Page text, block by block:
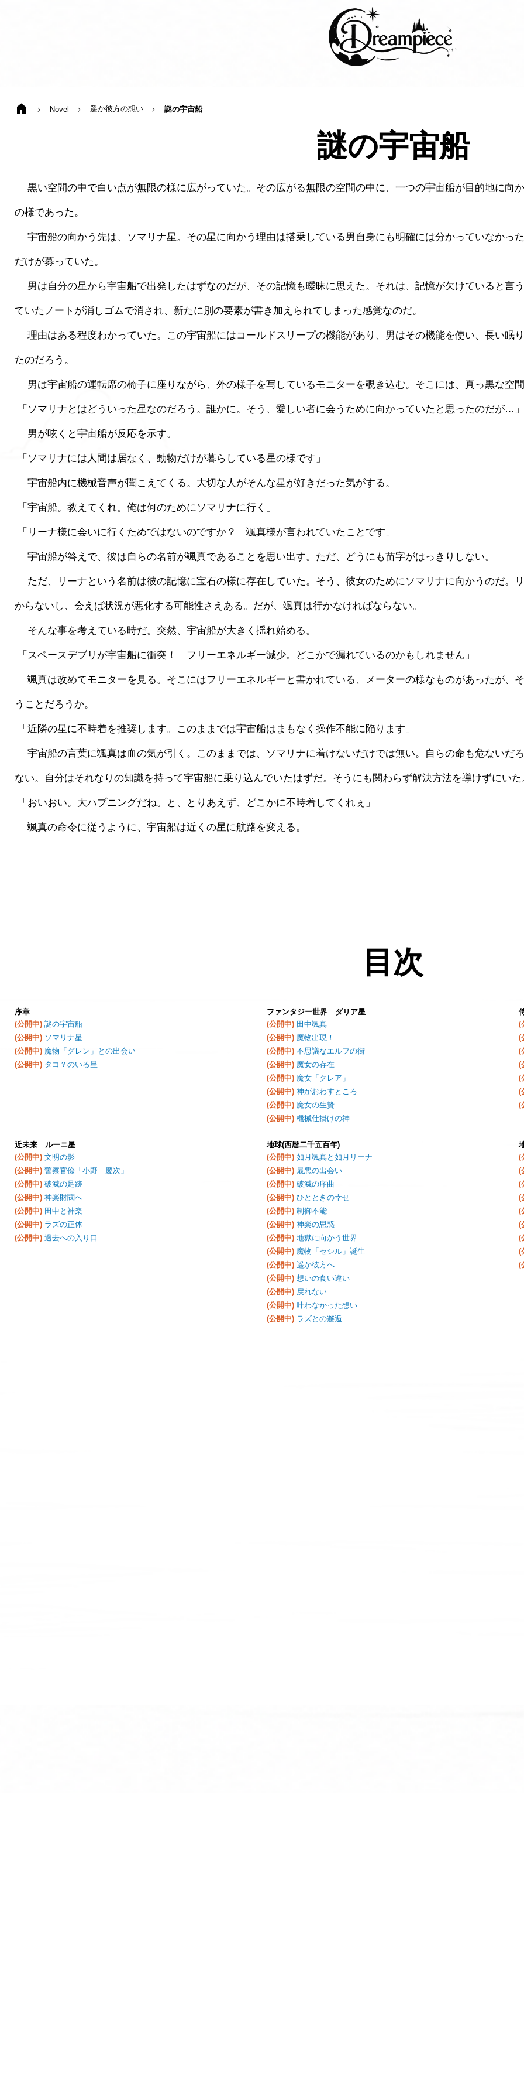
Dream Piece
home chevron_right Novel chevron_right 遥か彼方の想い chevron_right 謎の宇宙船
謎の宇宙船
の様であった。
だけが募っていた。
ていたノートが消しゴムで消され、新たに別の要素が書き加えられてしまった感覚なのだ。
たのだろう。
男は宇宙船の運転席の椅子に座りながら、外の様子を写しているモニターを覗き込む。そこには、真っ黒な空
「ソマリナとはどういった星なのだろう。誰かに。そう、愛しい者に会うために向かっていたと思ったのだが…」
男が呟くと宇宙船が反応を示す。
「ソマリナには人間は居なく、動物だけが暮らしている星の様です」
宇宙船内に機械音声が聞こえてくる。大切な人がそんな星が好きだった気がする。
「宇宙船。教えてくれ。俺は何のためにソマリナに行く」
「リーナ様に会いに行くためではないのですか？　颯真様が言われていたことです」
宇宙船が答えで、彼は自らの名前が颯真であることを思い出す。ただ、どうにも苗字がはっきりしない。
からないし、会えば状況が悪化する可能性さえある。だが、颯真は行かなければならない。
そんな事を考えている時だ。突然、宇宙船が大きく揺れ始める。
「スペースデブリが宇宙船に衝突！　フリーエネルギー減少。どこかで漏れているのかもしれません」
うことだろうか。
「近隣の星に不時着を推奨します。このままでは宇宙船はまもなく操作不能に陥ります」
ない。自分はそれなりの知識を持って宇宙船に乗り込んでいたはずだ。そうにも関わらず解決方法を導けずにいた
「おいおい。大ハプニングだね。と、とりあえず、どこかに不時着してくれぇ」
颯真の命令に従うように、宇宙船は近くの星に航路を変える。
目次
序章
(公開中) 謎の宇宙船
(公開中) ソマリナ星
(公開中) 魔物「グレン」との出会い
(公開中) タコ？のいる星
ファンタジー世界 ダリア星
(公開中)田中颯真
(公開中)魔物出現！
(公開中)不思議なエルフの街
(公開中)魔女の存在
(公開中)魔女「クレア」
(公開中)神がおわすところ
(公開中)魔女の生贄
(公開中)機械仕掛けの神
(
(
(
(
(
(
(
近未来 ルーニ星
(公開中) 文明の影
(公開中) 警察官僚「小野 慶次」
(公開中) 破滅の足跡
(公開中) 神楽財閥へ
(公開中) 田中と神楽
(公開中) ラズの正体
(公開中) 過去への入り口
地球(西暦二千五百年)
(公開中)如月颯真と如月リーナ
(公開中)最悪の出会い
(公開中)破滅の序曲
(公開中)ひとときの幸せ
(公開中)制御不能
(公開中)神楽の思惑
(公開中)地獄に向かう世界
(公開中)魔物「セシル」誕生
(公開中)遥か彼方へ
(公開中)想いの食い違い
(公開中)戻れない
(公開中)叶わなかった想い
(公開中)ラズとの邂逅
(
(
(
(
(
(
(
(
(